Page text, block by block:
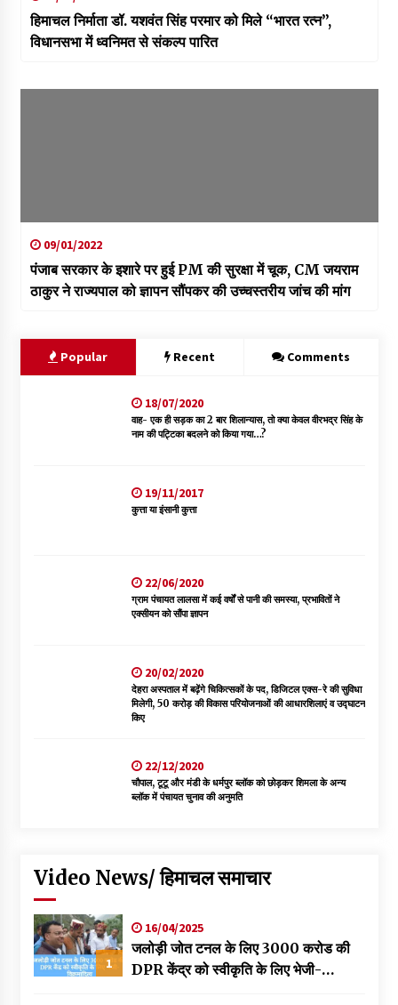
हिमाचल निर्माता डॉ. यशवंत सिंह परमार को मिले “भारत रत्न”,
विधानसभा में ध्वनिमत से संकल्प पारित
09/01/2022
पंजाब सरकार के इशारे पर हुई PM की सुरक्षा में चूक, CM जयराम
ठाकुर ने राज्यपाल को ज्ञापन सौंपकर की उच्चस्तरीय जांच की मांग
Popular Recent Comments
18/07/2020
वाह- एक ही सड़क का 2 बार शिलान्यास, तो क्या केवल वीरभद्र सिंह के
नाम की पट्टिका बदलने को किया गया…?
19/11/2017
कुत्ता या इंसानी कुत्ता
22/06/2020
ग्राम पंचायत लालसा में कई वर्षों से पानी की समस्या, प्रभावितों ने
एक्सीयन को सौंपा ज्ञापन
20/02/2020
देहरा अस्पताल में बढ़ेंगे चिकित्सकों के पद, डिजिटल एक्स-रे की सुविधा
मिलेगी, 50 करोड़ की विकास परियोजनाओं की आधारशिलाएं व उद्घाटन
किए
22/12/2020
चौपाल, टूटू और मंडी के धर्मपुर ब्लॉक को छोड़कर शिमला के अन्य
ब्लॉक में पंचायत चुनाव की अनुमति
Video News/ हिमाचल समाचार
1
16/04/2025
जलोड़ी जोत टनल के लिए 3000 करोड की
DPR केंद्र को स्वीकृति के लिए भेजी-